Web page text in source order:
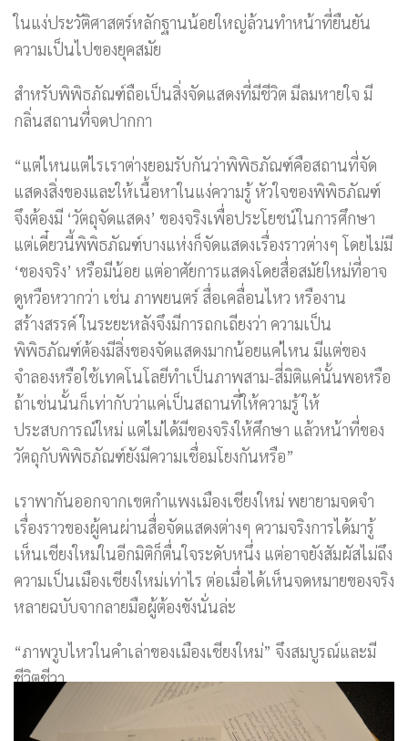
ในแง่ประวัติศาสตร์หลักฐานน้อยใหญ่ล้วนทำหน้าที่ยืนยัน
ความเป็นไปของยุคสมัย
สำหรับพิพิธภัณฑ์ถือเป็นสิ่งจัดแสดงที่มีชีวิต มีลมหายใจ มี
กลิ่นสถานที่จดปากกา
“แต่ไหนแต่ไรเราต่างยอมรับกันว่าพิพิธภัณฑ์คือสถานที่จัด
แสดงสิ่งของและให้เนื้อหาในแง่ความรู้ หัวใจของพิพิธภัณฑ์
จึงต้องมี ‘วัตถุจัดแสดง’ ของจริงเพื่อประโยชน์ในการศึกษา
แต่เดี๋ยวนี้พิพิธภัณฑ์บางแห่งก็จัดแสดงเรื่องราวต่างๆ โดยไม่มี
‘ของจริง’ หรือมีน้อย แต่อาศัยการแสดงโดยสื่อสมัยใหม่ที่อาจ
ดูหวือหวากว่า เช่น ภาพยนตร์ สื่อเคลื่อนไหว หรืองาน
สร้างสรรค์ ในระยะหลังจึงมีการถกเถียงว่า ความเป็น
พิพิธภัณฑ์ต้องมีสิ่งของจัดแสดงมากน้อยแค่ไหน มีแต่ของ
จำลองหรือใช้เทคโนโลยีทำเป็นภาพสาม-สี่มิติแค่นั้นพอหรือ
ถ้าเช่นนั้นก็เท่ากับว่าแค่เป็นสถานที่ให้ความรู้ ให้
ประสบการณ์ใหม่ แต่ไม่ได้มีของจริงให้ศึกษา แล้วหน้าที่ของ
วัตถุกับพิพิธภัณฑ์ยังมีความเชื่อมโยงกันหรือ”
เราพากันออกจากเขตกำแพงเมืองเชียงใหม่ พยายามจดจำ
เรื่องราวของผู้คนผ่านสื่อจัดแสดงต่างๆ ความจริงการได้มารู้
เห็นเชียงใหม่ในอีกมิติก็ตื่นใจระดับหนึ่ง แต่อาจยังสัมผัสไม่ถึง
ความเป็นเมืองเชียงใหม่เท่าไร ต่อเมื่อได้เห็นจดหมายของจริง
หลายฉบับจากลายมือผู้ต้องขังนั่นล่ะ
“ภาพวูบไหวในคำเล่าของเมืองเชียงใหม่” จึงสมบูรณ์และมี
ชีวิตชีวา